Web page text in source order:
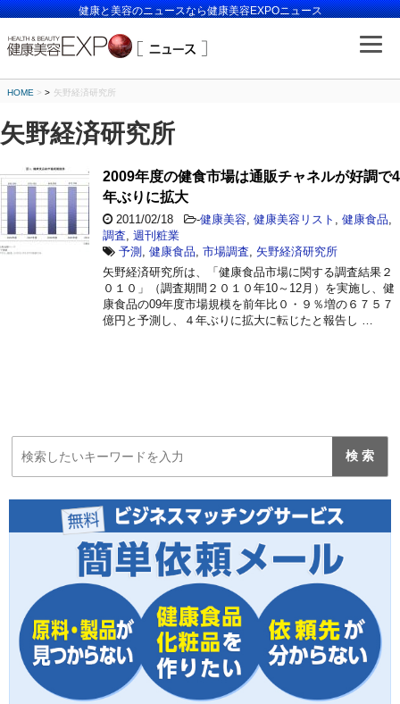
健康と美容のニュースなら健康美容EXPOニュース
HOME > 矢野経済研究所
矢野経済研究所
2009年度の健食市場は通販チャネルが好調で4
年ぶりに拡大
2011/02/18 -健康美容 健康美容リスト 健康食品
調査 週刊粧業
予測
健康食品 市場調査
矢野経済研究所
矢野経済研究所は、「健康食品市場に関する調査結果２
０１０」（調査期間２０１０年10～12月）を実施し、健
康食品の09年度市場規模を前年比０・９％増の６７５７
億円と予測し、４年ぶりに拡大に転じたと報告し …